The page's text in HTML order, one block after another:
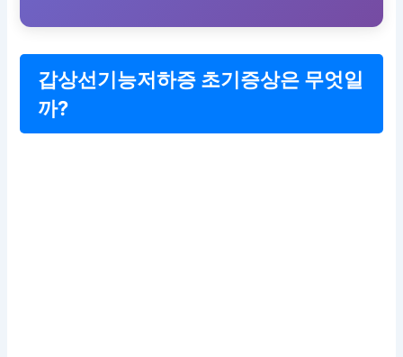
갑상선기능저하증 초기증상은 무엇일
까?